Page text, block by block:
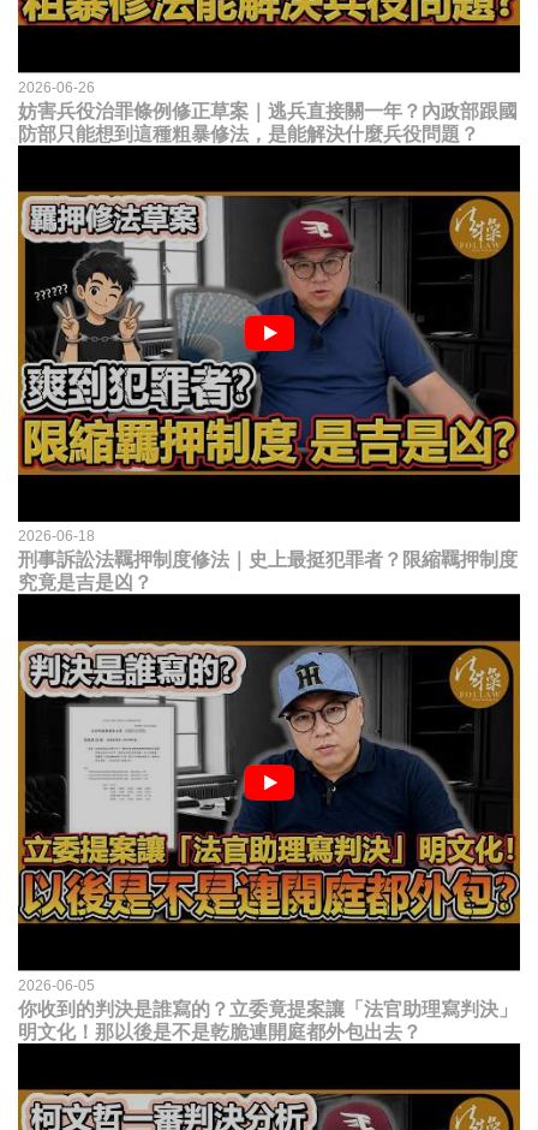
2026-06-26
妨害兵役治罪條例修正草案｜逃兵直接關一年？內政部跟國
防部只能想到這種粗暴修法，是能解決什麼兵役問題？
2026-06-18
刑事訴訟法羈押制度修法｜史上最挺犯罪者？限縮羈押制度
究竟是吉是凶？
2026-06-05
你收到的判決是誰寫的？立委竟提案讓「法官助理寫判決」
明文化！那以後是不是乾脆連開庭都外包出去？